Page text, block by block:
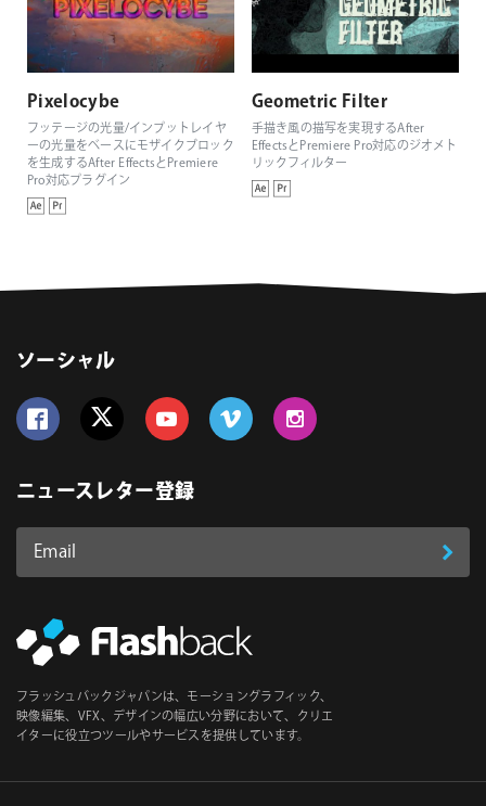
Pixelocybe
フッテージの光量/インプットレイヤ
ーの光量をベースにモザイクブロック
を生成するAfter EffectsとPremiere
Pro対応プラグイン
Geometric Filter
手描き風の描写を実現するAfter
EffectsとPremiere Pro対応のジオメト
リックフィルター
ソーシャル
ニュースレター登録
Email
ス
必
須
登
フラッシュバックジャパンは、モーショングラフィック、
映像編集、VFX、デザインの幅広い分野において、クリエ
イターに役立つツールやサービスを提供しています。